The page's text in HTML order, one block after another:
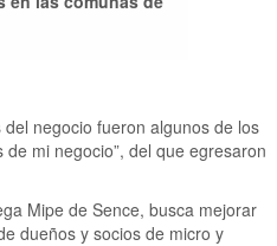
negocio fueron algunos de los
mi negocio”, del que egresaron
Mipe de Sence, busca mejorar
dueños y socios de micro y